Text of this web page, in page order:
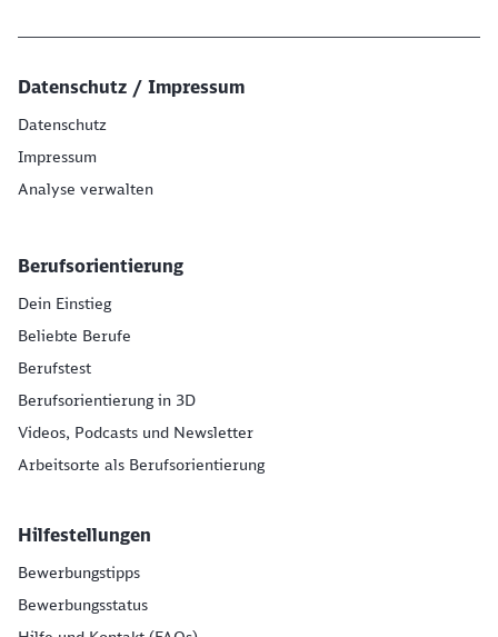
Datenschutz / Impressum
Datenschutz
Impressum
Analyse verwalten
Berufsorientierung
Dein Einstieg
Beliebte Berufe
Berufstest
Berufsorientierung in 3D
Videos, Podcasts und Newsletter
Arbeitsorte als Berufsorientierung
Hilfestellungen
Bewerbungstipps
Bewerbungsstatus